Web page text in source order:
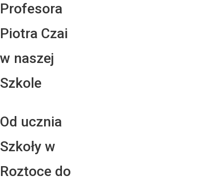
Profesora
Piotra Czai
w naszej
Szkole
Od ucznia
Szkoły w
Roztoce do